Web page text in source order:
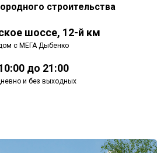
строительства
шоссе, 12-й км
с МЕГА Дыбенко
до 21:00
и без выходных